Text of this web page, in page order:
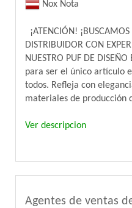
Nox Nota
¡ATENCIÓN!
DISTRIBUIDOR CON
NUESTRO PUF DE
para ser el único artículo
todos. Refleja con
materiales de producción
Ver descripcion
Agentes de ventas